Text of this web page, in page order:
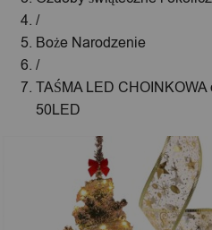
/
Boże Narodzenie
/
TAŚMA LED
50LED